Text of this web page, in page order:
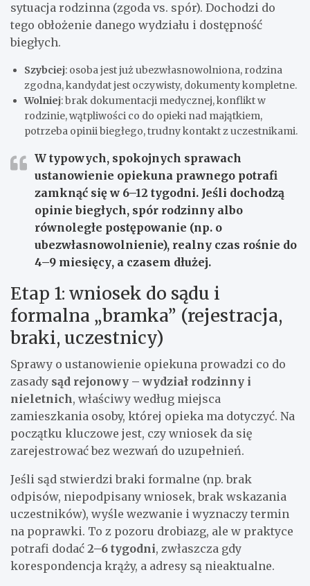
sytuacja rodzinna (zgoda vs. spór). Dochodzi do
tego obłożenie danego wydziału i dostępność
biegłych.
Szybciej: osoba jest już ubezwłasnowolniona, rodzina
zgodna, kandydat jest oczywisty, dokumenty kompletne.
Wolniej: brak dokumentacji medycznej, konflikt w
rodzinie, wątpliwości co do opieki nad majątkiem,
potrzeba opinii biegłego, trudny kontakt z uczestnikami.
W typowych, spokojnych sprawach
ustanowienie opiekuna prawnego potrafi
zamknąć się w 6–12 tygodni. Jeśli dochodzą
opinie biegłych, spór rodzinny albo
równoległe postępowanie (np. o
ubezwłasnowolnienie), realny czas rośnie do
4–9 miesięcy, a czasem dłużej.
Etap 1: wniosek do sądu i
formalna „bramka” (rejestracja,
braki, uczestnicy)
Sprawy o ustanowienie opiekuna prowadzi co do
zasady sąd rejonowy – wydział rodzinny i
nieletnich, właściwy według miejsca
zamieszkania osoby, której opieka ma dotyczyć. Na
początku kluczowe jest, czy wniosek da się
zarejestrować bez wezwań do uzupełnień.
Jeśli sąd stwierdzi braki formalne (np. brak
odpisów, niepodpisany wniosek, brak wskazania
uczestników), wyśle wezwanie i wyznaczy termin
na poprawki. To z pozoru drobiazg, ale w praktyce
potrafi dodać 2–6 tygodni, zwłaszcza gdy
korespondencja krąży, a adresy są nieaktualne.